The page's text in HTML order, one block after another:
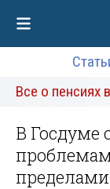
Все о пенсиях
В Госдуме